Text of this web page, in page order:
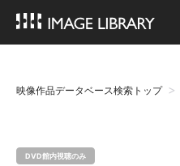
映像作品データベース検索トップ
DVD館内視聴のみ